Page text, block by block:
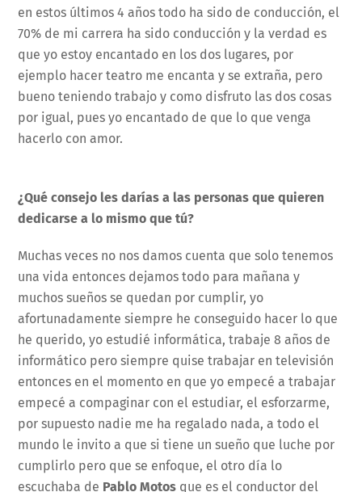
en estos últimos 4 años todo ha sido de conducción, el
70% de mi carrera ha sido conducción y la verdad es
que yo estoy encantado en los dos lugares, por
ejemplo hacer teatro me encanta y se extraña, pero
bueno teniendo trabajo y como disfruto las dos cosas
por igual, pues yo encantado de que lo que venga
hacerlo con amor.
¿Qué consejo les darías a las personas que quieren
dedicarse a lo mismo que tú?
Muchas veces no nos damos cuenta que solo tenemos
una vida entonces dejamos todo para mañana y
muchos sueños se quedan por cumplir, yo
afortunadamente siempre he conseguido hacer lo que
he querido, yo estudié informática, trabaje 8 años de
informático pero siempre quise trabajar en televisión
entonces en el momento en que yo empecé a trabajar
empecé a compaginar con el estudiar, el esforzarme,
por supuesto nadie me ha regalado nada, a todo el
mundo le invito a que si tiene un sueño que luche por
cumplirlo pero que se enfoque, el otro día lo
escuchaba de Pablo Motos que es el conductor del